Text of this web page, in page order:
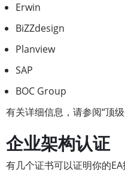
Erwin
BiZZdesign
Planview
SAP
BOC Group
有关详细信息，请参阅“顶
企业架构认证
有几个证书可以证明你的